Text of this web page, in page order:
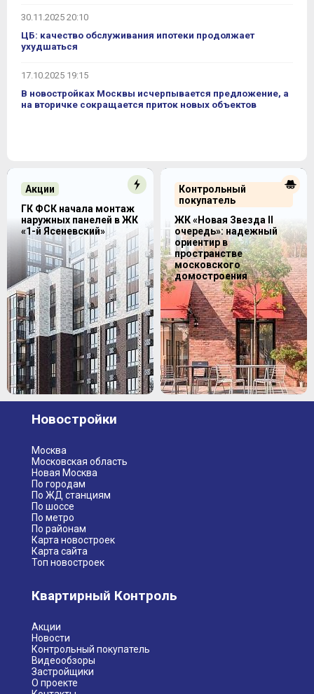
30.11.2025 20:10
ЦБ: качество обслуживания ипотеки продолжает
ухудшаться
17.10.2025 19:15
В новостройках Москвы исчерпывается предложение, а
на вторичке сокращается приток новых объектов
Контрольный
покупатель
ЖК «Новая Звезда II
очередь»: надежный
ориентир в
пространстве
московского
домостроения
Акции
ГК ФСК начала монтаж
наружных панелей в ЖК
«1-й Ясеневский»
Новостройки
Москва
Московская область
Новая Москва
По городам
По ЖД станциям
По шоссе
По метро
По районам
Карта новостроек
Карта сайта
Топ новостроек
Квартирный Контроль
Акции
Новости
Контрольный покупатель
Видеообзоры
Застройщики
О проекте